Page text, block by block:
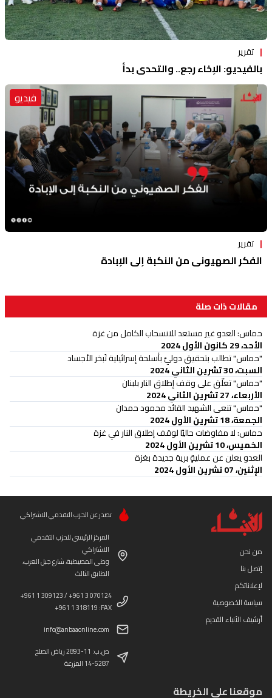
تقرير
بالفيديو: الإخاء رجع.. والتحدي بدأ
فيديو
تقرير
الفكر الصهيوني من النكبة إلى الإبادة
مقالات ذات صلة
حماس: العدو غير مستعد للانسحاب الكامل من غزة
الأحد، 29 كانون الأول 2024
"حماس" تطالب بتحقيق دوليّ بأسلحة إسرائيلية تُبخر الأجساد
السبت، 30 تشرين الثاني 2024
"حماس" تعلّق على وقف إطلاق النار بلبنان
الأربعاء، 27 تشرين الثاني 2024
"حماس" تنعى الشهيد القائد محمود حمدان
الجمعة، 18 تشرين الأول 2024
حماس: لا مفاوضات حاليًا لوقف إطلاق النار في غزة
الخميس، 10 تشرين الأول 2024
العدو يعلن عن عمليةٍ برية جديدة بغزة
الإثنين، 07 تشرين الأول 2024
من نحن
إتصل بنا
لإعلاناتكم
سياسة الخصوصية
أرشيف الأنباء القديم
تصدر عن الحزب التقدمي الاشتراكي
المركز الرئيسي للحزب التقدمي
الاشتراكي
وطى المصيطبة، شارع جبل العرب،
الطابق الثالث
+961 1 309123 / +961 3 070124
+961 1 318119 :FAX
info@anbaaonline.com
ص.ب: 11-2893 رياض الصلح
14-5287 المزرعة
موقعنا على الخريطة